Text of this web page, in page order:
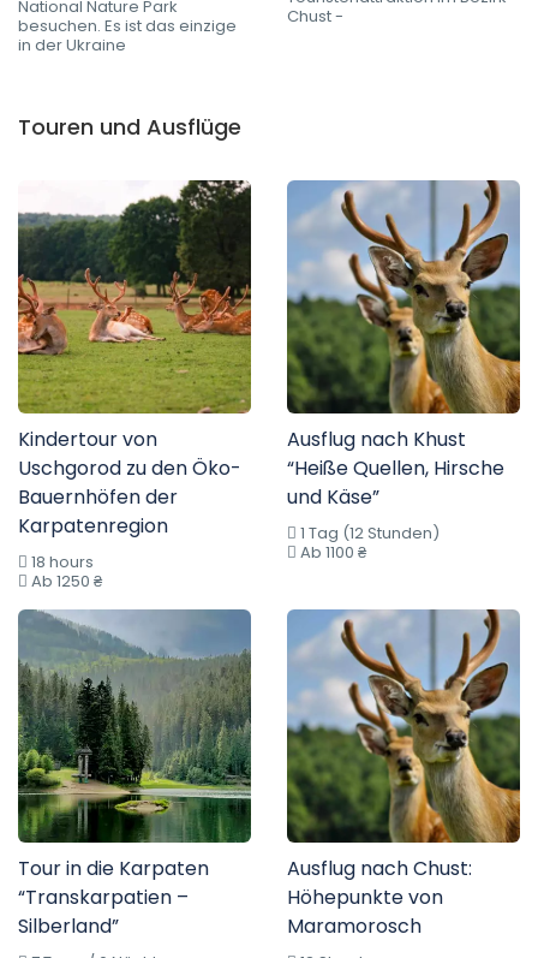
National Nature Park
besuchen. Es ist das einzige
in der Ukraine
Chust -
Touren und Ausflüge
Kindertour von
Uschgorod zu den Öko-
Bauernhöfen der
Karpatenregion
18 hours
Ab 1250 ₴
Ausflug nach Khust
“Heiße Quellen, Hirsche
und Käse”
1 Tag (12 Stunden)
Ab 1100 ₴
Tour in die Karpaten
“Transkarpatien –
Silberland”
Ausflug nach Chust:
Höhepunkte von
Maramorosch